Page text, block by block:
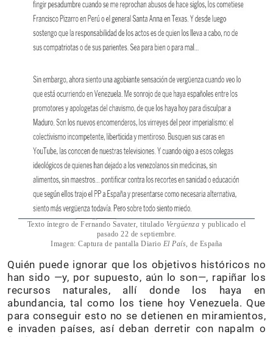
Texto íntegro de Fernando Savater, titulado Vergüenza y publicado el
pasado 22 de septiembre.
Imagen: Captura de pantalla Diario El País , de España
Quién puede ignorar que los objetivos históricos no
han sido —y, por supuesto, aún lo son—, rapiñar los
recursos naturales, allí donde los haya en
abundancia, tal como los tiene hoy Venezuela. Que
para conseguir esto no se detienen en miramientos,
e invaden países, así deban derretir con napalm o